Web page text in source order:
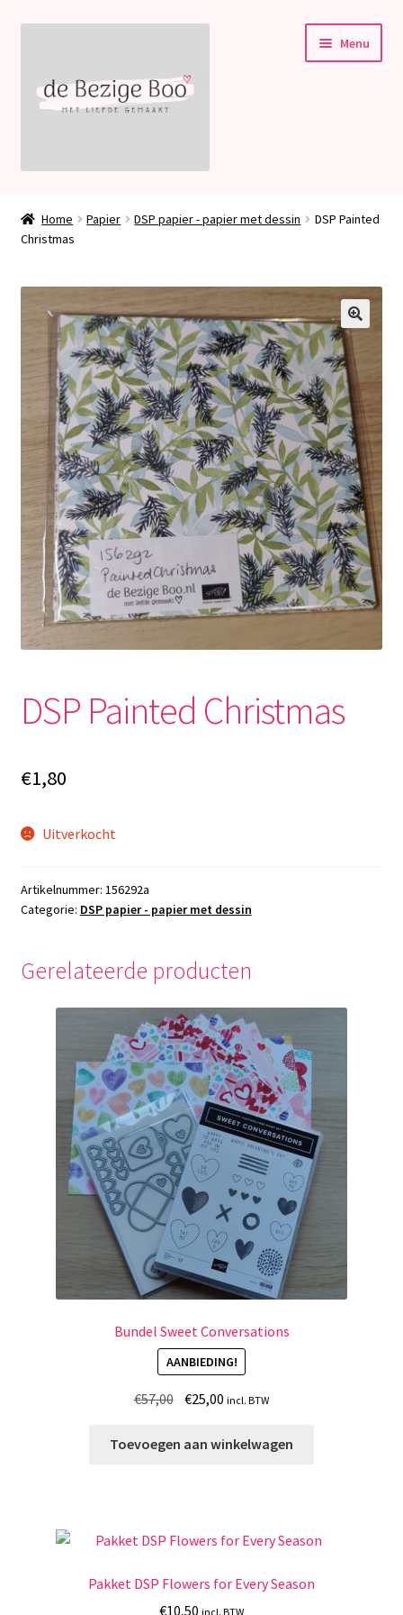
navigatie
inhoud
Menu
Welkom bij deBezigeBoo!
Blog
Contact
Home Papier DSP papier - papier met dessin
DSP Painted
Christmas
🔍
DSP Painted Christmas
€1,80
Uitverkocht
Artikelnummer: 156292a
Categorie: DSP papier - papier met dessin
Gerelateerde producten
Bundel Sweet Conversations
AANBIEDING!
€57,00 Oorspronkelijke
was:
€25,00 Huidige
is:
incl. BTW
Toevoegen aan winkelwagen
Pakket DSP Flowers for Every Season
€10,50 incl. BTW